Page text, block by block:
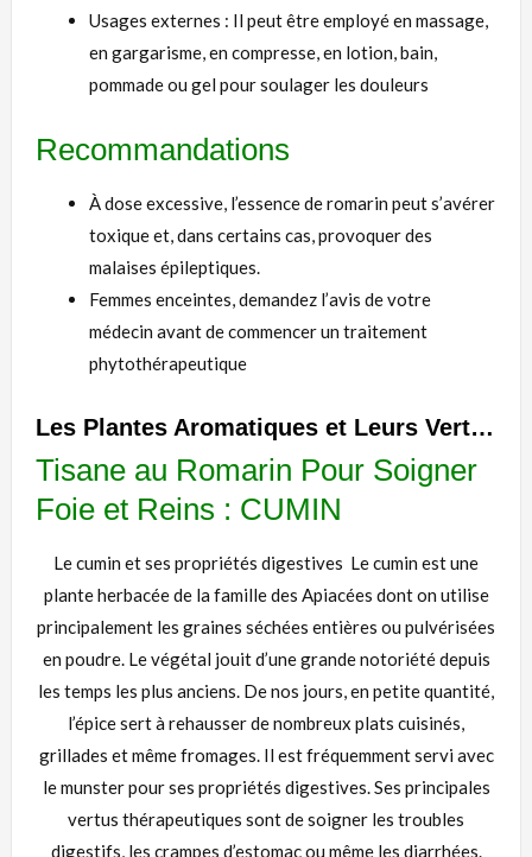
Usages externes : Il peut être employé en massage,
en gargarisme , en compresse, en lotion, bain,
pommade ou gel pour soulager les douleurs
Recommandations
À dose excessive, l’essence de romarin peut s’avérer
toxique et, dans certains cas, provoquer des
malaises épileptiques.
Femmes enceintes, demandez l’avis de votre
médecin avant de commencer un traitement
phytothérapeutique
Les Plantes Aromatiques et Leurs Vertus
Tisane au Romarin Pour Soigner
Foie et Reins : CUMIN
Le cumin et ses propriétés digestives Le cumin est une
plante herbacée de la famille des Apiacées dont on utilise
principalement les graines séchées entières ou pulvérisées
en poudre. Le végétal jouit d’une grande notoriété depuis
les temps les plus anciens. De nos jours, en petite quantité,
l’épice sert à rehausser de nombreux plats cuisinés,
grillades et même fromages. Il est fréquemment servi avec
le munster pour ses propriétés digestives. Ses principales
vertus thérapeutiques sont de soigner les troubles
digestifs, les crampes d’estomac ou même les diarrhées.